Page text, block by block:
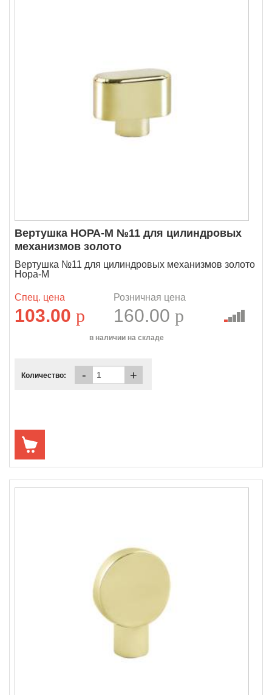
Вертушка НОРА-М №11 для цилиндровых
механизмов золото
Вертушка №11 для цилиндровых механизмов золото
Нора-М
Спец. цена
103.00 p
Розничная цена
160.00 p
в наличии на складе
Количество: - +